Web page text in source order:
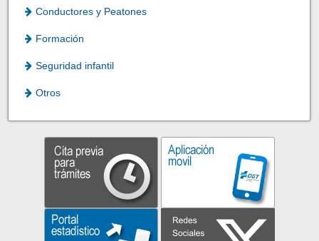
Conductores y Peatones
Formación
Seguridad infantil
Otros